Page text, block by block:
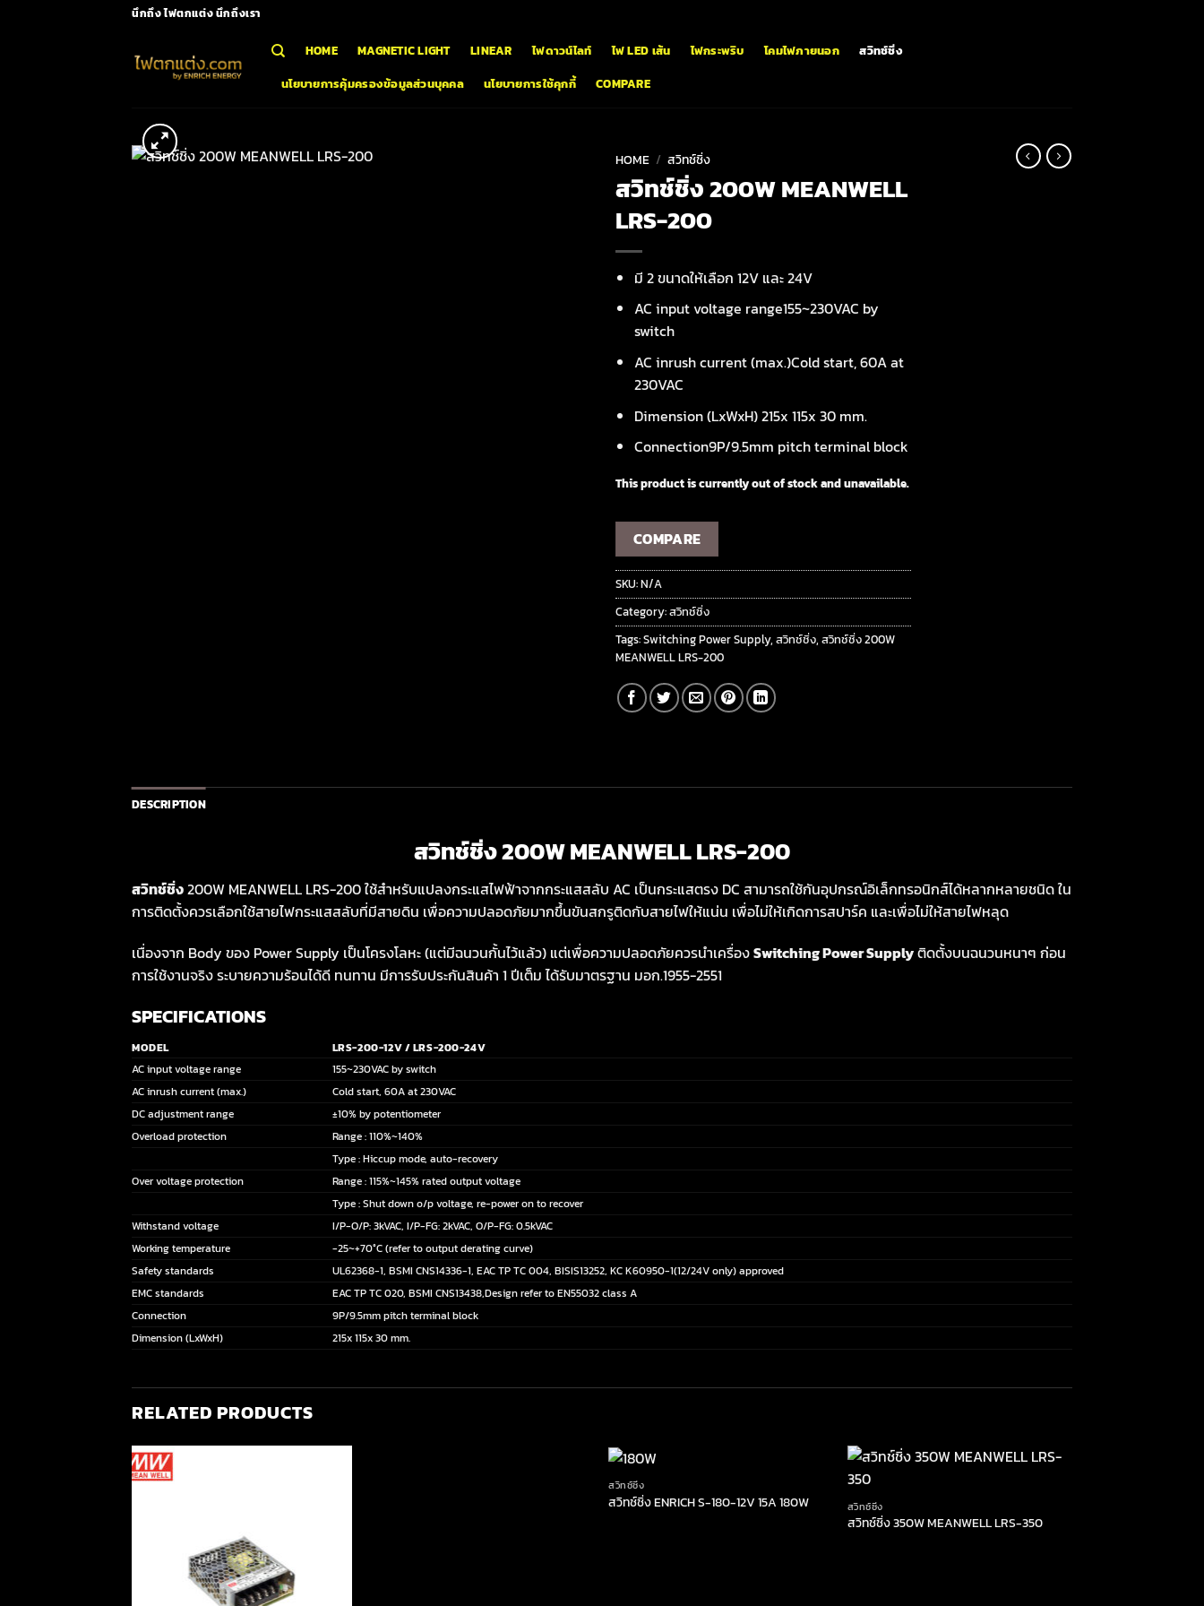
นึกถึง ไฟตกแต่ง นึกถึงเรา
HOME MAGNETIC LIGHT LINEAR ไฟดาวน์ไลท์ ไฟ LED เส้น ไฟกระพริบ โคมไฟภายนอก
สวิทช์ชิ่ง
นโยบายการคุ้มครองข้อมูลส่วนบุคคล
นโยบายการใช้คุกกี้ COMPARE
HOME / สวิทช์ชิ่ง
สวิทช์ชิ่ง 200W MEANWELL
LRS-200
มี 2 ขนาดให้เลือก 12V และ 24V
AC input voltage range155~230VAC by
switch
AC inrush current (max.)Cold start, 60A at
230VAC
Dimension (LxWxH) 215x 115x 30 mm.
Connection9P/9.5mm pitch terminal block
This product is currently out of stock and unavailable.
COMPARE
SKU:N/A
Category:สวิทช์ชิ่ง
Tags:Switching Power Supply, สวิทช์ชิ่ง, สวิทช์ชิ่ง 200W
MEANWELL LRS-200
DESCRIPTION
สวิทช์ชิ่ง 200W MEANWELL LRS-200
สวิทช์ชิ่ง200W MEANWELL LRS-200 ใช้สำหรับแปลงกระแสไฟฟ้าจากกระแสสลับ AC เป็นกระแสตรง DC สามารถใช้กันอุปกรณ์อิเล็กทรอนิกส์ได้หลากหลายชนิด ใน
การติดตั้งควรเลือกใช้สายไฟกระแสสลับที่มีสายดิน เพื่อความปลอดภัยมากขึ้นขันสกรูติดกับสายไฟให้แน่น เพื่อไม่ให้เกิดการสปาร์ค และเพื่อไม่ให้สายไฟหลุด
เนื่องจาก Body ของ Power Supply เป็นโครงโลหะ (แต่มีฉนวนกั้นไว้แล้ว) แต่เพื่อความปลอดภัยควรนำเครื่องSwitching Power Supplyติดตั้งบนฉนวนหนาๆ ก่อน
การใช้งานจริง ระบายความร้อนได้ดี ทนทาน มีการรับประกันสินค้า 1 ปีเต็ม ได้รับมาตรฐาน มอก.1955-2551
SPECIFICATIONS
MODEL
LRS-200-12V / LRS-200-24V
AC input voltage range
155~230VAC by switch
AC inrush current (max.)
Cold start, 60A at 230VAC
DC adjustment range
±10% by potentiometer
Overload protection
Range : 110%~140%
Type : Hiccup mode, auto-recovery
Over voltage protection
Range : 115%~145% rated output voltage
Type : Shut down o/p voltage, re-power on to recover
Withstand voltage
I/P-O/P: 3kVAC, I/P-FG: 2kVAC, O/P-FG: 0.5kVAC
Working temperature
-25~+70°C (refer to output derating curve)
Safety standards
UL62368-1, BSMI CNS14336-1, EAC TP TC 004, BISIS13252, KC K60950-1(12/24V only) approved
EMC standards
EAC TP TC 020, BSMI CNS13438,Design refer to EN55032 class A
Connection
9P/9.5mm pitch terminal block
Dimension (LxWxH)
215x 115x 30 mm.
RELATED PRODUCTS
สวิทช์ชิ่ง
สวิทช์ชิ่ง ENRICH S-180-12V 15A 180W สวิทช์ชิ่ง
สวิทช์ชิ่ง 350W MEANWELL LRS-350